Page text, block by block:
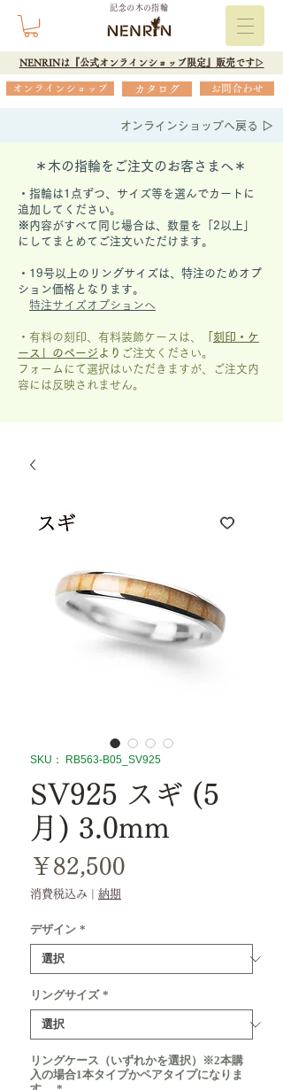
記念の木の指輪
NENRINは『公式オンラインショップ限定』販売です▷
オンラインショップ カタログ お問合わせ
オンラインショップへ戻る ▷
＊木の指輪をご注文のお客さまへ＊
・指輪は1点ずつ、サイズ等を選んでカートに
追加してください。
※内容がすべて同じ場合は、数量を「2以上」
にしてまとめてご注文いただけます。
​・19号以上のリングサイズは、特注のためオプ
ション価格となります。
特注サイズオプションへ
・有料の刻印、有料装飾ケースは、
刻印・ケ
ース」のページ より ご注文ください。
フォームにて選択はいただきますが、
ご注文内
容には反映されません。
SKU： RB563-B05_SV925
SV925 スギ (5
月) 3.0mm
￥82,500
消費税込み 納期
デザイン *
リングサイズ *
リングケース（いずれかを選択）※2本購
入の場合1本タイプかペアタイプになりま